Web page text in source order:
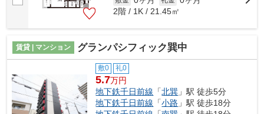
2階 / 1K / 21.45㎡
賃貸 | マンション グランパシフィック巽中
敷0 礼0
5.7万円
地下鉄千日前線 「北巽 」駅 徒歩5分
地下鉄千日前線 「小路 」駅 徒歩18分